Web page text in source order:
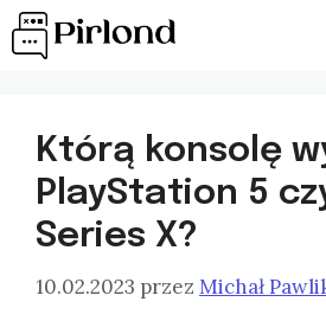
Przejdź
do
Którą konsolę
PlayStation 5
Series X?
10.02.2023 przez Michał